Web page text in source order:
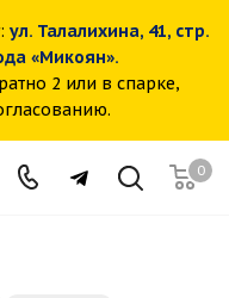
ул. Талалихина, 41, стр.
«Микоян».
2 или в спарке,
0